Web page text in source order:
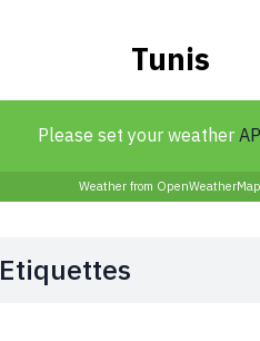
Tunis
Please set your weather
Weather from OpenWeatherMap
Etiquettes